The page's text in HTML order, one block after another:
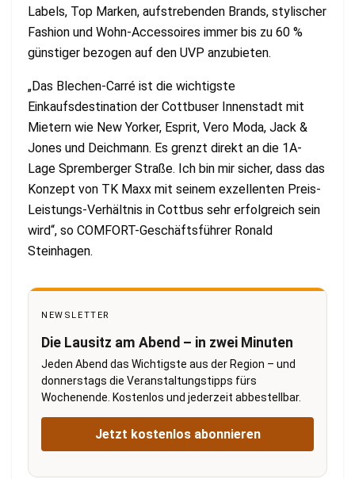
Labels, Top Marken, aufstrebenden Brands, stylischer
Fashion und Wohn-Accessoires immer bis zu 60 %
günstiger bezogen auf den UVP anzubieten.
„Das Blechen-Carré ist die wichtigste
Einkaufsdestination der Cottbuser Innenstadt mit
Mietern wie New Yorker, Esprit, Vero Moda, Jack &
Jones und Deichmann. Es grenzt direkt an die 1A-
Lage Spremberger Straße. Ich bin mir sicher, dass das
Konzept von TK Maxx mit seinem exzellenten Preis-
Leistungs-Verhältnis in Cottbus sehr erfolgreich sein
wird“, so COMFORT-Geschäftsführer Ronald
Steinhagen.
NEWSLETTER
Die Lausitz am Abend – in zwei Minuten
Jeden Abend das Wichtigste aus der Region – und
donnerstags die Veranstaltungstipps fürs
Wochenende. Kostenlos und jederzeit abbestellbar.
Jetzt kostenlos abonnieren